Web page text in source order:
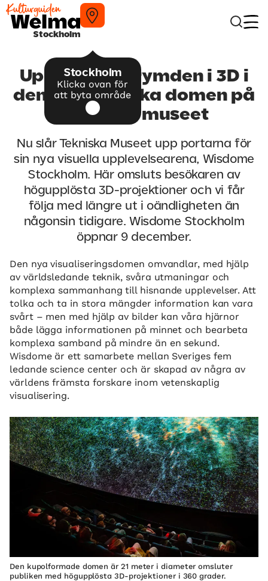
Stockholm
Stockholm
Klicka ovan för
att byta område
Upplev yttre rymden i 3D i
den nya sfäriska domen på
Tekniska museet
Nu slår Tekniska Museet upp portarna för
sin nya visuella upplevelsearena, Wisdome
Stockholm. Här omsluts besökaren av
högupplösta 3D-projektioner och vi får
följa med längre ut i oändligheten än
någonsin tidigare. Wisdome Stockholm
öppnar 9 december.
Den nya visualiseringsdomen omvandlar, med hjälp
av världsledande teknik, svåra utmaningar och
komplexa sammanhang till hisnande upplevelser. Att
tolka och ta in stora mängder information kan vara
svårt – men med hjälp av bilder kan våra hjärnor
både lägga informationen på minnet och bearbeta
komplexa samband på mindre än en sekund.
Wisdome är ett samarbete mellan Sveriges fem
ledande science center och är skapad av några av
världens främsta forskare inom vetenskaplig
visualisering.
Den kupolformade domen är 21 meter i diameter omsluter
publiken med högupplösta 3D-projektioner i 360 grader.